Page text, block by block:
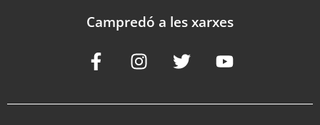
Campredó a les xarxes